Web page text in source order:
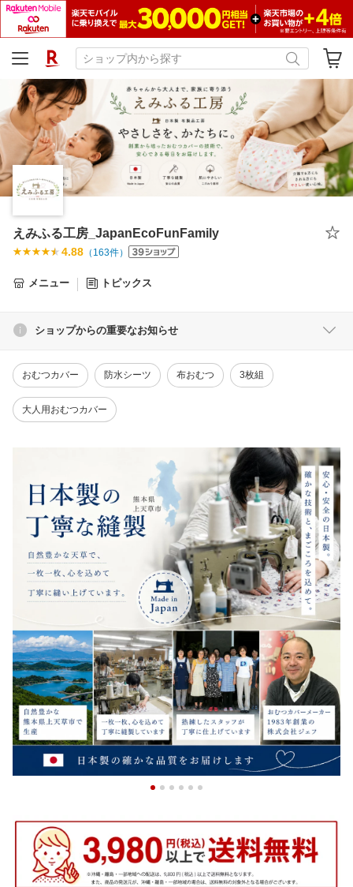
えみふる工房_JapanEcoFunFamily
4.88 （ 163件）
メニュー トピックス
ショップからの重要なお知らせ
おむつカバー 防水シーツ 布おむつ 3枚組
大人用おむつカバー